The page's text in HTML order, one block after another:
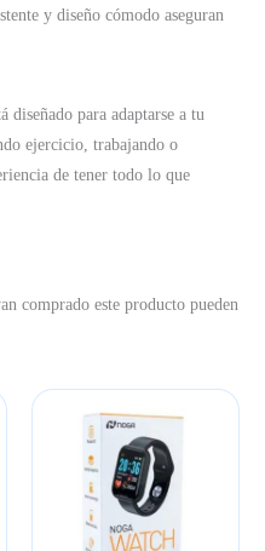
y diseño cómodo aseguran
para adaptarse a tu
ejercicio, trabajando o
de tener todo lo que
comprado este producto pueden